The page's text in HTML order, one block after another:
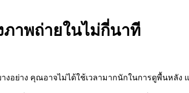
าพถ่ายในไม่กี่นาที
งอย่าง คุณอาจไม่ได้ใช้เวลามากนักในการดูพื้นห